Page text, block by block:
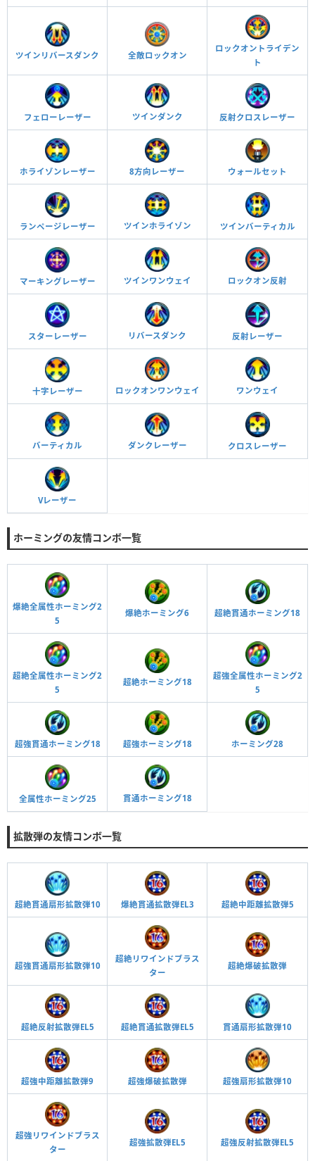
ツインリバースダンク 全敵ロックオン
ロックオントライデン
ト
フェローレーザー ツインダンク 反射クロスレーザー
ホライゾンレーザー 8方向レーザー ウォールセット
ランページレーザー ツインホライゾン ツインバーティカル
マーキングレーザー ツインワンウェイ ロックオン反射
スターレーザー リバースダンク 反射レーザー
十字レーザー ロックオンワンウェイ ワンウェイ
バーティカル ダンクレーザー クロスレーザー
Vレーザー
ホーミングの友情コンボ一覧
爆絶全属性ホーミング2
5
爆絶ホーミング6 超絶貫通ホーミング18
超絶全属性ホーミング2
5
超絶ホーミング18
超強全属性ホーミング2
5
超強貫通ホーミング18 超強ホーミング18 ホーミング28
全属性ホーミング25 貫通ホーミング18
拡散弾の友情コンボ一覧
超絶貫通扇形拡散弾10 爆絶貫通拡散弾EL3 超絶中距離拡散弾5
超強貫通扇形拡散弾10
超絶リワインドブラス
ター
超絶爆破拡散弾
超絶反射拡散弾EL5 超絶貫通拡散弾EL5 貫通扇形拡散弾10
超強中距離拡散弾9 超強爆破拡散弾 超強扇形拡散弾10
超強リワインドブラス
ター
超強拡散弾EL5 超強反射拡散弾EL5